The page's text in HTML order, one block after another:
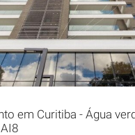
em Curitiba - Água